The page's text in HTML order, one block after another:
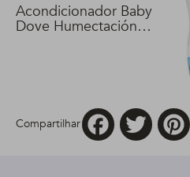
Acondicionador Baby
Dove Humectación
Compartilhar
FacebookTwitter